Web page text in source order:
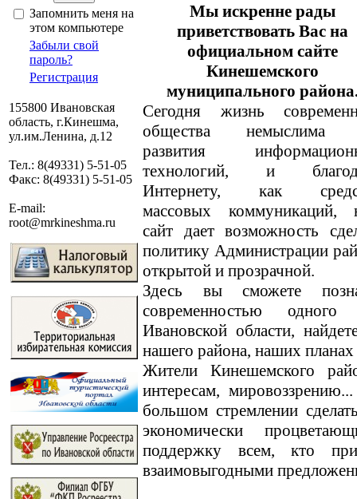
Запомнить меня на
этом компьютере
Забыли свой
пароль?
Регистрация
155800 Ивановская
область, г.Кинешма,
ул.им.Ленина, д.12
Тел.: 8(49331) 5-51-05
Факс: 8(49331) 5-51-05
E-mail:
root@mrkineshma.ru
Мы искренне рады
приветствовать Вас на
официальном сайте
Кинешемского
муниципального
Сегодня жизнь
общества немыслима
развития
технологий, и
Интернету, как
массовых коммуникаций,
сайт дает возможность
политику Администрации
открытой и прозрачной.
Здесь вы сможете
современностью
Ивановской области,
нашего района, наших
Жители Кинешемского
интересам,
большом стремлении
экономически
поддержку всем, кто
взаимовыгодными